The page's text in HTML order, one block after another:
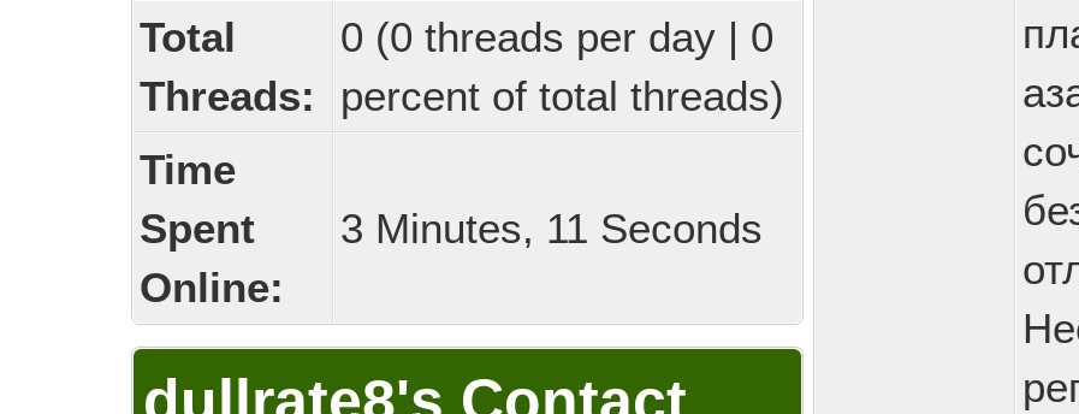
Total
Threads:
0 (0 threads per day | 0
percent of total threads)
Time
Spent
Online:
3 Minutes, 11 Seconds